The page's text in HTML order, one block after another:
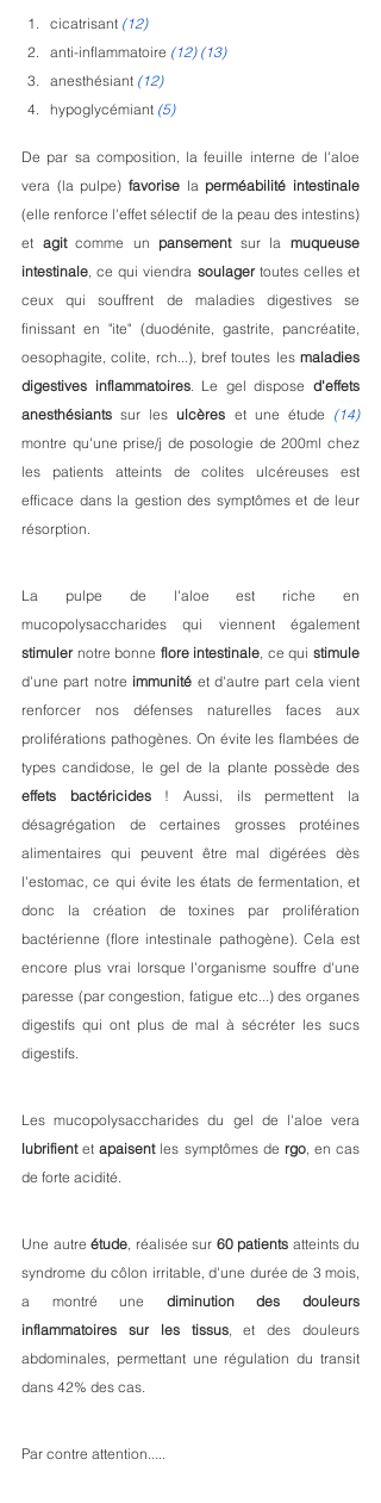
cicatrisant (12)
anti-inflammatoire (12) (13)
anesthésiant (12)
hypoglycémiant (5)
De par sa composition, la feuille interne de l'aloe
vera (la pulpe) favorise la perméabilité intestinale
(elle renforce l'effet sélectif de la peau des intestins)
et agit comme un pansement sur la muqueuse
intestinale, ce qui viendra soulager toutes celles et
ceux qui souffrent de maladies digestives se
finissant en "ite" (duodénite, gastrite, pancréatite,
oesophagite, colite, rch...), bref toutes les maladies
digestives inflammatoires. Le gel dispose d'effets
anesthésiants sur les ulcères et une étude (14)
montre qu'une prise/j de posologie de 200ml chez
les patients atteints de colites ulcéreuses est
efficace dans la gestion des symptômes et de leur
résorption.
La pulpe de l'aloe est riche en
stimuler notre bonne flore intestinale, ce qui stimule
d'une part notre immunité et d'autre part cela vient
renforcer nos défenses naturelles faces aux
proliférations pathogènes. On évite les flambées de
effets
bactéricides ! Aussi, ils permettent la
désagrégation de certaines grosses protéines
alimentaires qui peuvent être mal digérées dès
l'estomac, ce qui évite les états de fermentation, et
donc la création de toxines par prolifération
bactérienne (flore intestinale pathogène). Cela est
encore plus vrai lorsque l'organisme souffre d'une
paresse (par congestion, fatigue etc...) des organes
digestifs qui ont plus de mal à sécréter les sucs
digestifs.
lubrifient et apaisent les symptômes de rgo, en cas
de forte acidité.
Une autre étude, réalisée sur 60 patients atteints du
syndrome du côlon irritable, d'une durée de 3 mois,
a montré une diminution des douleurs
inflammatoires sur les tissus, et des douleurs
abdominales, permettant une régulation du transit
dans 42% des cas.
Par contre attention.....